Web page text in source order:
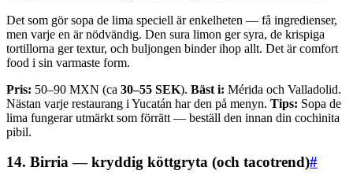
Det som gör sopa de lima speciell är enkelheten — få ingredienser,
men varje en är nödvändig. Den sura limon ger syra, de krispiga
tortillorna ger textur, och buljongen binder ihop allt. Det är comfort
food i sin varmaste form.
Pris: 50–90 MXN (ca 30–55 SEK). Bäst i: Mérida och Valladolid.
Nästan varje restaurang i Yucatán har den på menyn. Tips: Sopa de
lima fungerar utmärkt som förrätt — beställ den innan din cochinita
pibil.
14. Birria — kryddig köttgryta (och tacotrend)#